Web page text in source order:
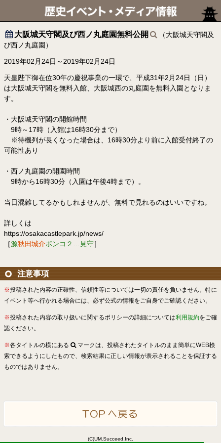
大阪城天守閣及び西ノ丸庭園無料公開
（大阪城天守閣及
び西ノ丸庭園）
2019年02月24日～2019年02月24日
天皇陛下御在位30年の慶祝事業の一環で、平成31年2月24日（日）
は大阪城天守閣を無料入館、大阪城西の丸庭園を無料入園となりま
す。
・大阪城天守閣の開館時間
9時～17時（入館は16時30分まで）
※待機列が長くなった場合は、16時30分より前に入館受付終了の
可能性あり
・西ノ丸庭園の開園時間
9時から16時30分（入園は午後4時まで）。
当日混雑してるかもしれませんが、無料で見れるのはいいですね。
詳しくは
https://osakacastlepark.jp/news/
［源秋田城介ポンコ２…見守］
注意事項
※投稿された内容の正確性、信頼性等については一切の責任を負いません。特に
イベント等へ行かれる場合には、必ず公式の情報をご自身でご確認ください。
※投稿された内容の取り扱いに関するポリシーの詳細については利用規約をご確
認ください。
※各タイトルの横にある
マークは、投稿されたタイトルのまま簡単にWEB検
索できるようにしたもので、検索結果に正しい情報が表示されることを保証する
ものではありません。
(C)UM.Succeed,Inc.